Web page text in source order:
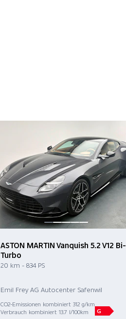
ASTON MARTIN Vanquish 5.2 V12 Bi-
Turbo
20 km - 834 PS
Emil Frey AG Autocenter Safenwil
CO2-Emissionen kombiniert 312 g/km
Verbrauch kombiniert 13.7 l/100km
G